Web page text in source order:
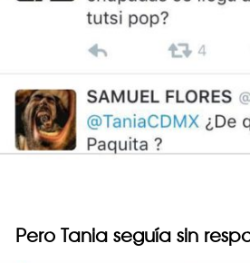
Pero Tania seguía sin